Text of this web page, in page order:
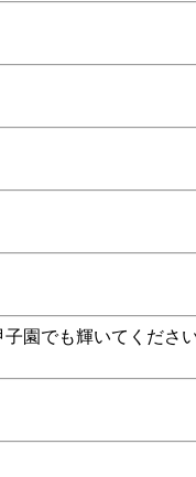
園でも輝いてくださ